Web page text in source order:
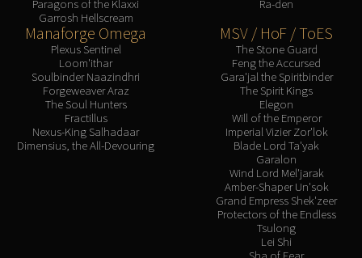
Paragons of the Klaxxi
Garrosh Hellscream
Ra-den
Manaforge Omega
Plexus Sentinel
Loom'ithar
Soulbinder Naazindhri
Forgeweaver Araz
The Soul Hunters
Fractillus
Nexus-King Salhadaar
Dimensius, the All-Devouring
MSV / HoF / ToES
The Stone Guard
Feng the Accursed
Gara'jal the Spiritbinder
The Spirit Kings
Elegon
Will of the Emperor
Imperial Vizier Zor'lok
Blade Lord Ta'yak
Garalon
Wind Lord Mel'jarak
Amber-Shaper Un'sok
Grand Empress Shek'zeer
Protectors of the Endless
Tsulong
Lei Shi